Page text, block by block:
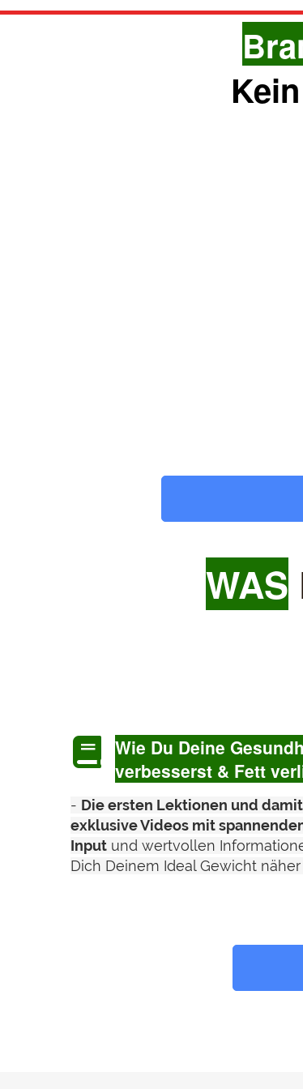
WAS
Wie Du Deine
verbesserst & Fett
- Die ersten Lektionen und damit
exklusive Videos mit
Input und wertvollen
Dich Deinem Ideal Gewicht